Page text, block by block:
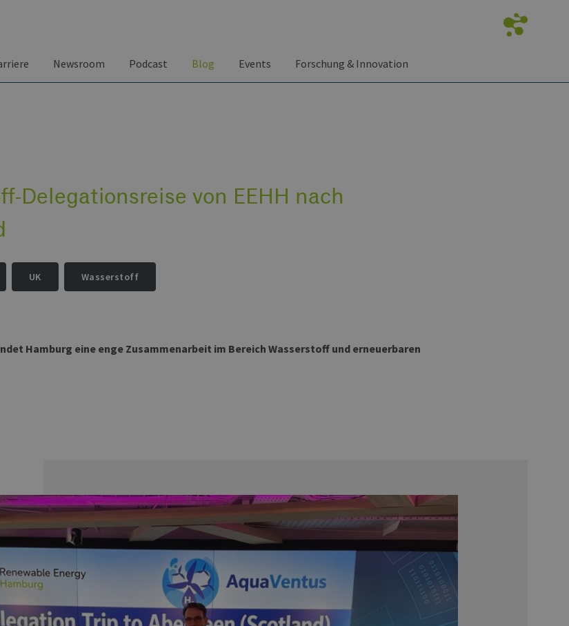
Newsroom Podcast Blog Events Forschung & Innovation
Delegationsreise von EEHH nach
UK Wasserstoff
Hamburg eine enge Zusammenarbeit im Bereich Wasserstoff und erneuerbaren